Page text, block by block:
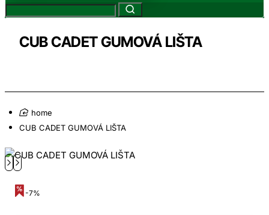
CUB CADET GUMOVÁ LIŠTA
home
CUB CADET GUMOVÁ LIŠTA
-7%